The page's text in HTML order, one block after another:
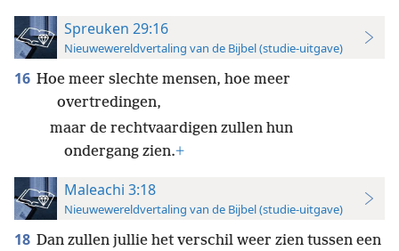
Spreuken 29:16
Nieuwewereldvertaling van de Bijbel (studie-uitgave)
16 Hoe meer slechte mensen, hoe meer
overtredingen,
maar de rechtvaardigen zullen hun
ondergang zien.+
Maleachi 3:18
Nieuwewereldvertaling van de Bijbel (studie-uitgave)
18 Dan zullen jullie het verschil weer zien tussen een